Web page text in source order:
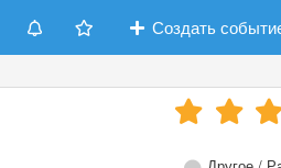
Создать